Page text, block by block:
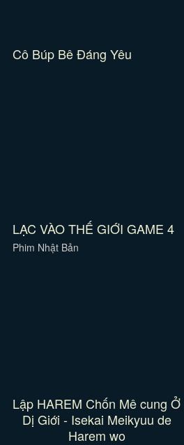
Cô Búp Bê Đáng Yêu
LẠC VÀO THẾ GIỚI GAME 4
Phim Nhật Bản
Lập HAREM Chốn Mê cung Ở
Dị Giới - Isekai Meikyuu de
Harem wo